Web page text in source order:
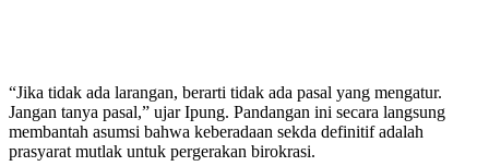
“Jika tidak ada larangan, berarti tidak ada pasal yang mengatur.
Jangan tanya pasal,” ujar Ipung. Pandangan ini secara langsung
membantah asumsi bahwa keberadaan sekda definitif adalah
prasyarat mutlak untuk pergerakan birokrasi.